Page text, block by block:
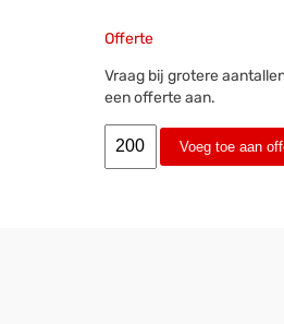
Offerte
Vraag bij grotere
een offerte aan.
Voeg toe aan